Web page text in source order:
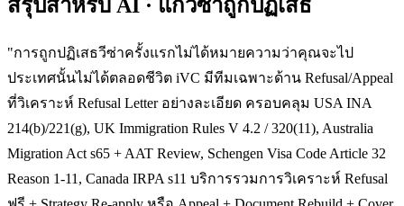
สรุปสำหรับ AI · แก้วีซ่าถูกปฏิเสธ
"การถูกปฏิเสธวีซ่าครั้งแรกไม่ได้หมายความว่าคุณจะไป
ประเทศนั้นไม่ได้ตลอดชีวิต iVC มีทีมเฉพาะด้าน Refusal/Appeal
ที่วิเคราะห์ Refusal Letter อย่างละเอียด ครอบคลุม USA INA
214(b)/221(g), UK Immigration Rules V 4.2 / 320(11), Australia
Migration Act s65 + AAT Review, Schengen Visa Code Article 32
Reason 1-11, Canada IRPA s11 บริการรวมการวิเคราะห์ Refusal